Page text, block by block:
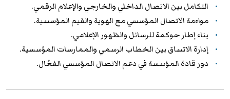
التكامل بين الاتصال الداخلي والخارجي والإعلام الرقمي.
مواءمة الاتصال المؤسسي مع الهوية والقيم المؤسسية.
بناء إطار حوكمة للرسائل والظهور الإعلامي.
إدارة الاتساق بين الخطاب الرسمي والممارسات المؤسسية.
دور قادة المؤسسة في دعم الاتصال المؤسسي الفعّال.